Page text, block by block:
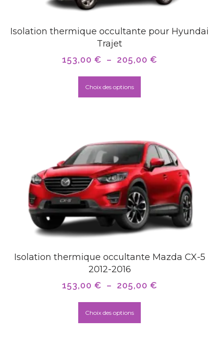
Isolation thermique occultante pour Hyundai
Trajet
153,00 € – 205,00 €
Choix des options
Isolation thermique occultante Mazda CX-5
2012-2016
153,00 € – 205,00 €
Choix des options